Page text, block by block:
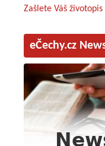
Zašlete Váš životopis
eČechy.cz